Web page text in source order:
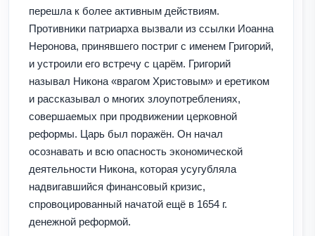
перешла к более активным действиям.
Противники патриарха вызвали из ссылки Иоанна
Неронова, принявшего постриг с именем Григорий,
и устроили его встречу с царём. Григорий
называл Никона «врагом Христовым» и еретиком
и рассказывал о многих злоупотреблениях,
совершаемых при продвижении церковной
реформы. Царь был поражён. Он начал
осознавать и всю опасность экономической
деятельности Никона, которая усугубляла
надвигавшийся финансовый кризис,
спровоцированный начатой ещё в 1654 г.
денежной реформой.